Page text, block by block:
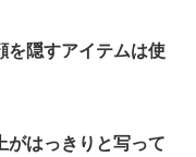
を隠すアイテムは使
がはっきりと写って